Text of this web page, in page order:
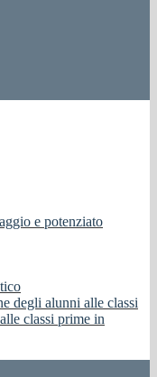
e potenziato
degli alunni alle classi
classi prime in